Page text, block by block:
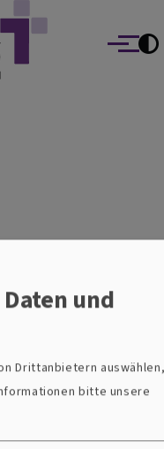
EINS
Menü
und
Drittanbietern
bitte unsere